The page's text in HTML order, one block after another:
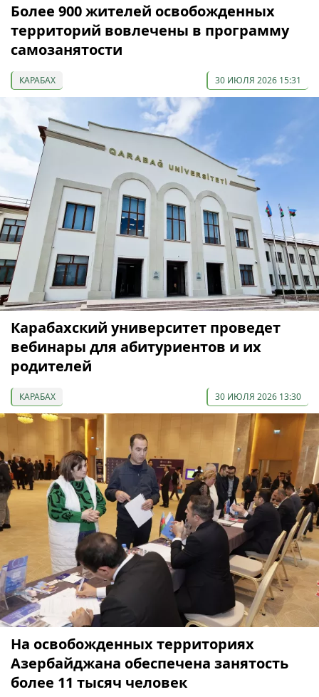
Более 900 жителей освобожденных
территорий вовлечены в программу
самозанятости
КАРАБАХ 30 ИЮЛЯ 2026 15:31
Карабахский университет проведет
вебинары для абитуриентов и их
родителей
КАРАБАХ 30 ИЮЛЯ 2026 13:30
На освобожденных территориях
Азербайджана обеспечена занятость
более 11 тысяч человек